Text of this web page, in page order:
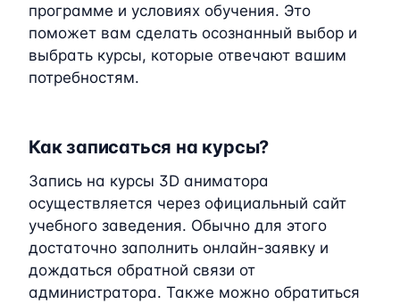
программе и условиях обучения. Это
поможет вам сделать осознанный выбор и
выбрать курсы, которые отвечают вашим
потребностям.
Как записаться на курсы?
Запись на курсы 3D аниматора
осуществляется через официальный сайт
учебного заведения. Обычно для этого
достаточно заполнить онлайн-заявку и
дождаться обратной связи от
администратора. Также можно обратиться